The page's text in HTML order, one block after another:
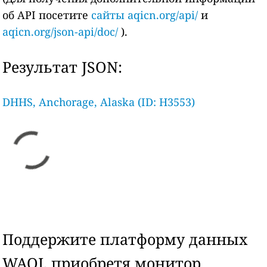
об API посетите сайты aqicn.org/api/ и
aqicn.org/json-api/doc/ ).
Результат JSON:
DHHS, Anchorage, Alaska (ID: H3553)
Поддержите платформу данных
WAQI, приобретя монитор